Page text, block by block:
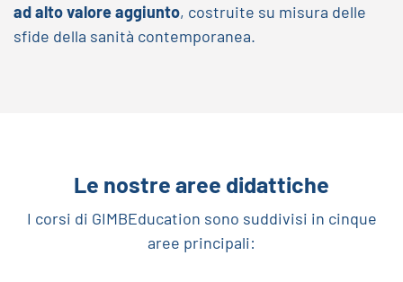
ad alto valore aggiunto, costruite su misura delle
sfide della sanità contemporanea.
Le nostre aree didattiche
I corsi di GIMBEducation sono suddivisi in cinque
aree principali: